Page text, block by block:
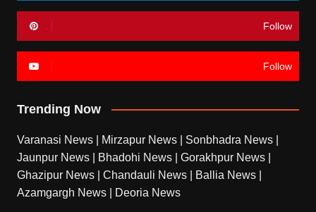
Follow
Follow
Trending Now
Varanasi News Mirzapur News Sonbhadra News
Jaunpur News
Bhadohi News Gorakhpur News
Ghazipur News
Chandauli News Ballia News
Azamgargh News
Deoria News